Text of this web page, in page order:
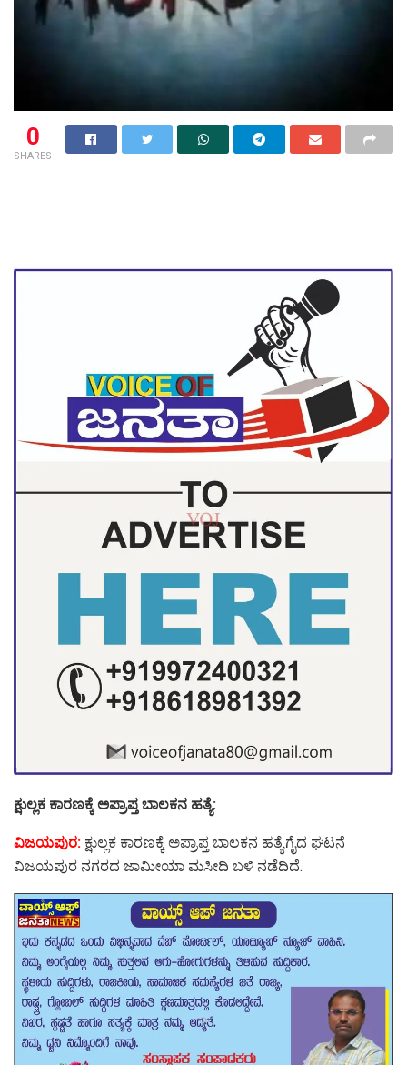
0
SHARES
ಕ್ಷುಲ್ಲಕ ಕಾರಣಕ್ಕೆ ಅಪ್ರಾಪ್ತ ಬಾಲಕನ ಹತ್ಯೆ:
ವಿಜಯಪುರ: ಕ್ಷುಲ್ಲಕ ಕಾರಣಕ್ಕೆ ಅಪ್ರಾಪ್ತ ಬಾಲಕನ ಹತ್ಯೆಗೈದ ಘಟನೆ
ವಿಜಯಪುರ ನಗರದ ಜಾಮೀಯಾ ಮಸೀದಿ ಬಳಿ ನಡೆದಿದೆ.